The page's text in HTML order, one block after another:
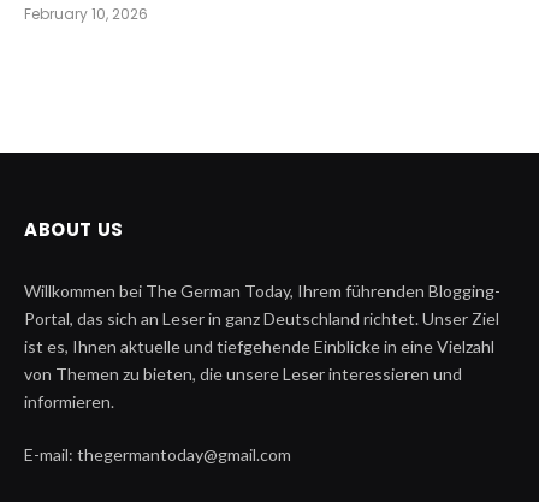
February 10, 2026
ABOUT US
Willkommen bei The German Today, Ihrem führenden Blogging-
Portal, das sich an Leser in ganz Deutschland richtet. Unser Ziel
ist es, Ihnen aktuelle und tiefgehende Einblicke in eine Vielzahl
von Themen zu bieten, die unsere Leser interessieren und
informieren.
E-mail: thegermantoday@gmail.com